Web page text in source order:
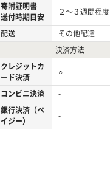
寄附証明書
送付時期目安
２～３週間程度
配送
その他配達
決済方法
クレジットカ
ード決済
○
コンビニ決済
-
銀行決済（ペ
イジー）
-